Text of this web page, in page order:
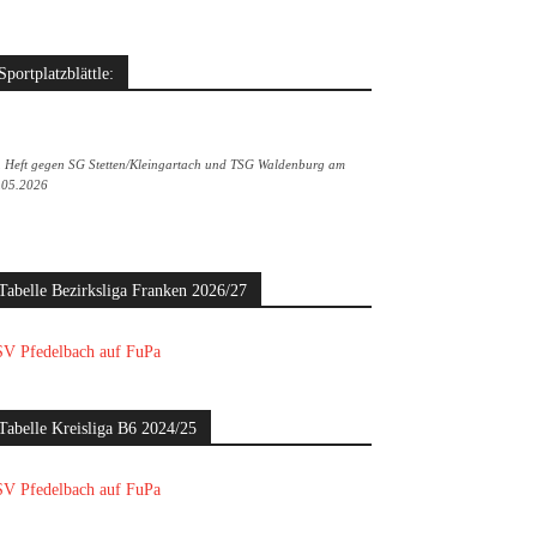
Sportplatzblättle:
Heft gegen SG Stetten/Kleingartach und TSG Waldenburg am
Bezirksliga Franken 2026/27
Pfedelbach auf FuPa
Kreisliga B6 2024/25
Pfedelbach auf FuPa